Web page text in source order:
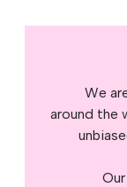
We
around the